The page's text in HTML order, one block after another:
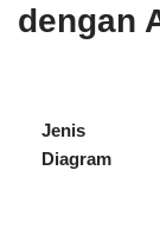
dengan
Jenis
Diagram